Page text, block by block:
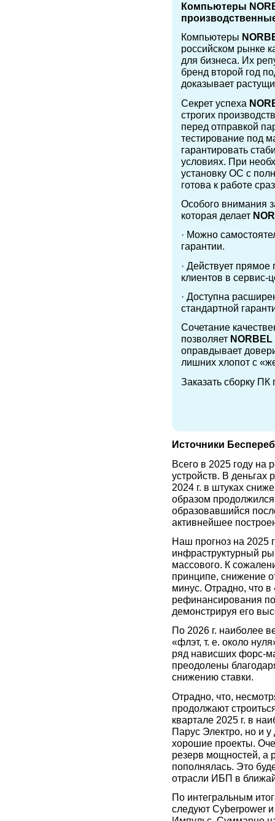
Компьютеры
Компьютеры
российском рынке
для бизнеса. Их
бренд второй год
доказывает
Секрет успеха N
строгих
перед отправкой
тестирование под
гарантировать
условиях. При
установку ОС с
готова к работе
Особого внимания
которая делает
· Можно
гарантии.
· Действует
клиентов в сервис-
· Доступна
стандартной
Сочетание
позволяет NORBEL
оправдывает
лишних хлопот с
Заказать сборку
Источники
Всего в 2025 году
устройств. В
2024 г. в штуках
образом
образовавшийся
активнейшее
Наш прогноз на 2025
инфраструктурный
массового. К
принципе, снижение
минус. Отрадно, что в
рефинансирования
демонстрируя его
По 2026 г. наиболее
«флэт, т. е. около
ряд нависших форс-
преодолены
снижению ставки.
Отрадно, что,
продолжают
квартале 2025 г. в
Парус Электро, но и
хорошие проекты.
резерв мощностей, а
пополнялась. Это
отрасли ИБП в
По интегральным
следуют Cyberpower